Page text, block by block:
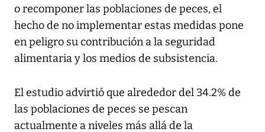
o recomponer las poblaciones de peces, el
hecho de no implementar estas medidas pone
en peligro su contribución a la seguridad
alimentaria y los medios de subsistencia.
El estudio advirtió que alrededor del 34.2% de
las poblaciones de peces se pescan
actualmente a niveles más allá de la